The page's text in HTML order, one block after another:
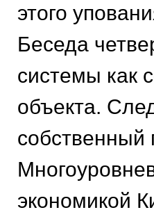
этого
Беседа
системы как
объекта.
собственный
экономикой